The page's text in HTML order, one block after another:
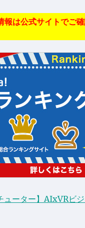
報は公式サイトでご
ューター】AIxVRビ